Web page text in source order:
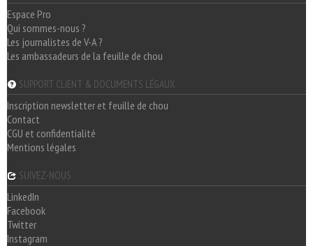
Espace Pro
Qui sommes-nous ?
Les journalistes de V-A ?
Les ambassadeurs de la feuille de chou
SUPPORT CLIENT & DOCUMENTS LÉGAUX
Inscription newsletter et feuille de chou
Contact
CGU et confidentialité
Mentions légales
SUIVEZ-NOUS
LinkedIn
Facebook
Twitter
Instagram